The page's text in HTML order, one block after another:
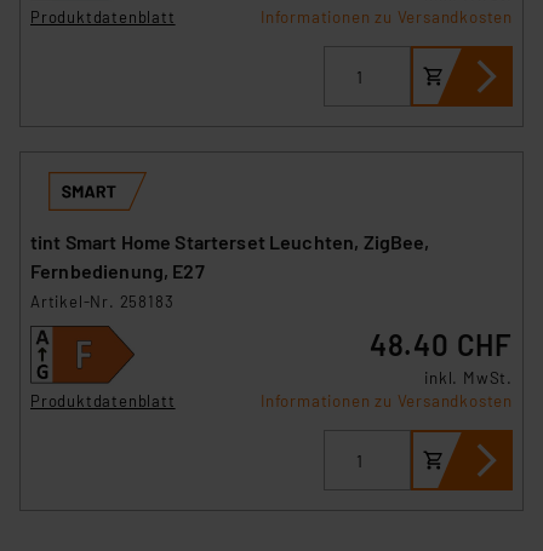
Produktdatenblatt
Informationen zu Versandkosten
tint Smart Home Starterset Leuchten, ZigBee,
Fernbedienung, E27
Artikel-Nr. 258183
Produktdatenblatt
48.40 CHF
inkl. MwSt.
Informationen zu Versandkosten